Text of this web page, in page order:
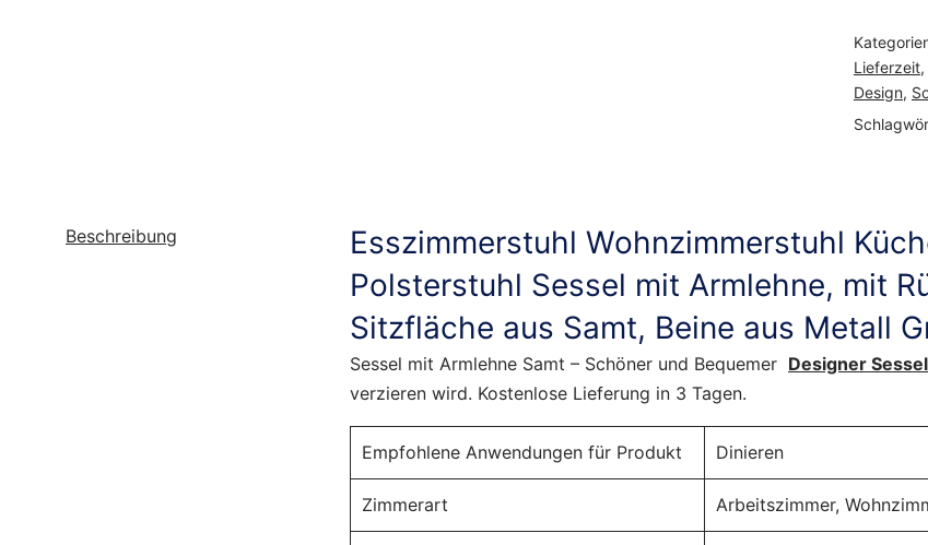
Lieferzeit,
Design,
Beschreibung
Esszimmerstuhl Wohnzimmerstuhl
Polsterstuhl Sessel mit Armlehne, mit
Sitzfläche aus Samt, Beine aus Metall
Sessel mit Armlehne Samt – Schöner und Bequemer Designer Sessel
verzieren wird. Kostenlose Lieferung in 3 Tagen.
Empfohlene Anwendungen für Produkt Dinieren
Zimmerart Arbeitszimmer,